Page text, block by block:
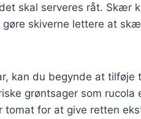
skal serveres råt. Skær
gøre skiverne lettere at
kan du begynde at
grøntsager som
tomat for at give retten